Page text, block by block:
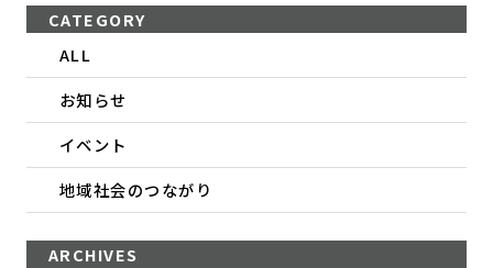
CATEGORY
ALL
お知らせ
イベント
地域社会のつながり
ARCHIVES